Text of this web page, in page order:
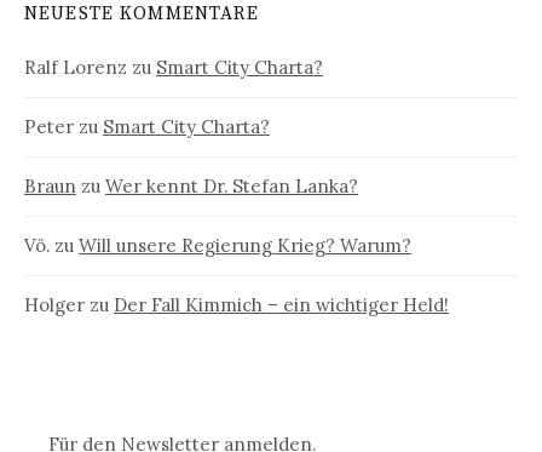
NEUESTE KOMMENTARE
Ralf Lorenz zu Smart City Charta?
Peter zu Smart City Charta?
Braun zu Wer kennt Dr. Stefan Lanka?
Vö. zu Will unsere Regierung Krieg? Warum?
Holger zu Der Fall Kimmich – ein wichtiger Held!
Für den Newsletter anmelden.